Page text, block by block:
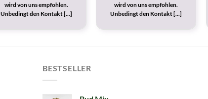
wird von uns empfohlen.
Unbedingt den Kontakt [...]
wird von uns empfohlen.
Unbedingt den Kontakt [...]
BESTSELLER